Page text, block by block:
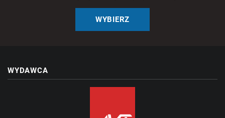
WYBIERZ
WYDAWCA